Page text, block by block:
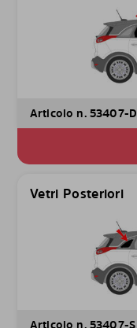
Articolo n. 53407-D
Vetri Posteriori
Articolo n. 53407-S